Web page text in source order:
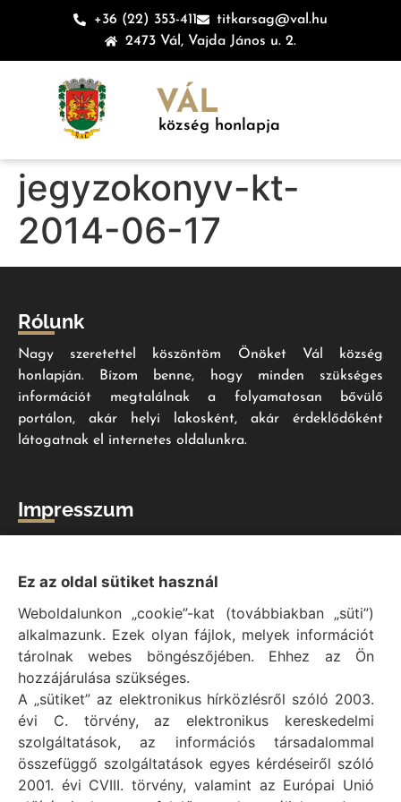
+36 (22) 353-411
titkarsag@val.hu
2473 Vál, Vajda János u. 2.
VÁL
község honlapja
jegyzokonyv-kt-
2014-06-17
Rólunk
Nagy szeretettel köszöntöm Önöket Vál község
honlapján. Bízom benne, hogy minden szükséges
információt megtalálnak a folyamatosan bővülő
portálon, akár helyi lakosként, akár érdeklődőként
látogatnak el internetes oldalunkra.
Impresszum
Vál Község Önkormányzat © 1996 - 2020
Adatvédelmi tájékoztató
Felelős: Bechtold Tamás polgármester
Cím: H-2473 Vál, Vajda János utca 2.
Telefon: +36 (22) 353-411
E-mail: polgarmester@val.hu
Elérhetőségek
Ez az oldal sütiket használ
Weboldalunkon „cookie”-kat (továbbiakban „süti”)
alkalmazunk. Ezek olyan fájlok, melyek információt
tárolnak webes böngészőjében. Ehhez az Ön
hozzájárulása szükséges.
A „sütiket” az elektronikus hírközlésről szóló 2003.
évi C. törvény, az elektronikus kereskedelmi
szolgáltatások, az információs társadalommal
összefüggő szolgáltatások egyes kérdéseiről szóló
2001. évi CVIII. törvény, valamint az Európai Unió